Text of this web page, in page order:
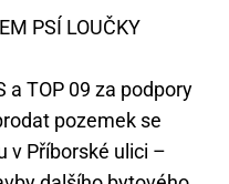
PSÍ LOUČKY
a TOP 09 za podpory
pozemek se
v Příborské ulici –